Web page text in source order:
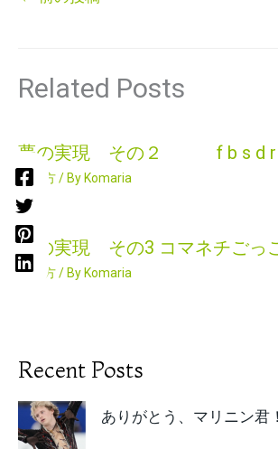
Related Posts
夢の実現 その２ f b s d r
生き方/ By Komaria
夢の実現 その3 コマネチごっ
生き方/ By Komaria
Recent Posts
ありがとう、マリニン君！